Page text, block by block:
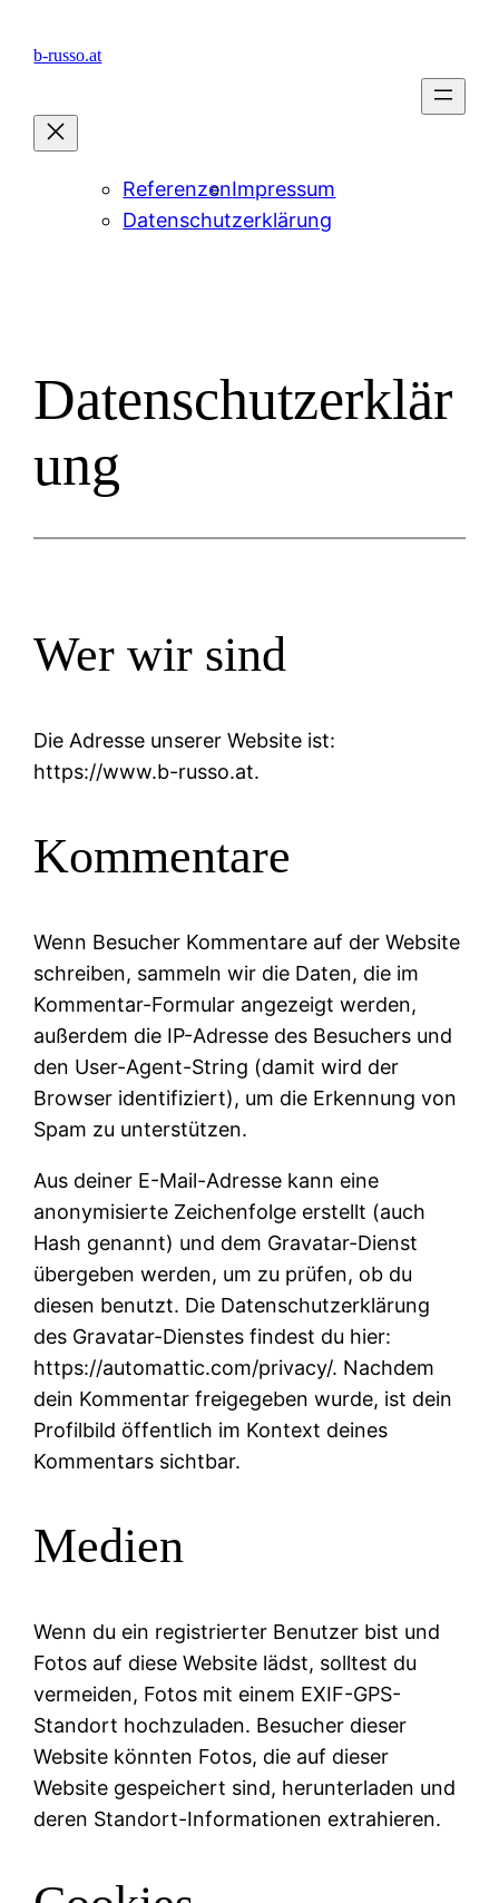
Inhalt
b-russo.at
ReferenzenImpressum
Datenschutzerklärung
Datenschutzerklär
ung
Wer wir sind
Die Adresse unserer Website ist:
https://www.b-russo.at.
Kommentare
Wenn Besucher Kommentare auf der Website
schreiben, sammeln wir die Daten, die im
Kommentar-Formular angezeigt werden,
außerdem die IP-Adresse des Besuchers und
den User-Agent-String (damit wird der
Browser identifiziert), um die Erkennung von
Spam zu unterstützen.
Aus deiner E-Mail-Adresse kann eine
anonymisierte Zeichenfolge erstellt (auch
Hash genannt) und dem Gravatar-Dienst
übergeben werden, um zu prüfen, ob du
diesen benutzt. Die Datenschutzerklärung
des Gravatar-Dienstes findest du hier:
https://automattic.com/privacy/. Nachdem
dein Kommentar freigegeben wurde, ist dein
Profilbild öffentlich im Kontext deines
Kommentars sichtbar.
Medien
Wenn du ein registrierter Benutzer bist und
Fotos auf diese Website lädst, solltest du
vermeiden, Fotos mit einem EXIF-GPS-
Standort hochzuladen. Besucher dieser
Website könnten Fotos, die auf dieser
Website gespeichert sind, herunterladen und
deren Standort-Informationen extrahieren.